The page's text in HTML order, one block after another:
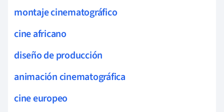
montaje cinematográfico
cine africano
diseño de producción
animación cinematográfica
cine europeo